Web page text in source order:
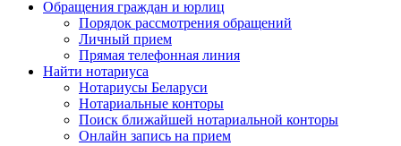
Обращения граждан и юрлиц
Порядок рассмотрения обращений
Личный прием
Прямая телефонная линия
Найти нотариуса
Нотариусы Беларуси
Нотариальные конторы
Поиск ближайшей нотариальной конторы
Онлайн запись на прием